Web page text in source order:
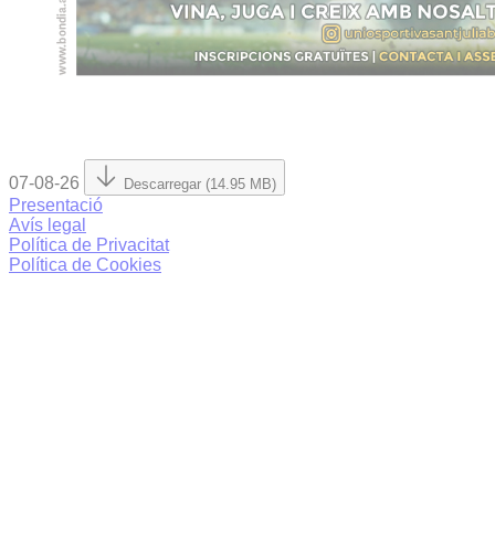
07-08-26 Descarregar (14.95 MB)
Presentació
Avís legal
Política de Privacitat
Política de Cookies